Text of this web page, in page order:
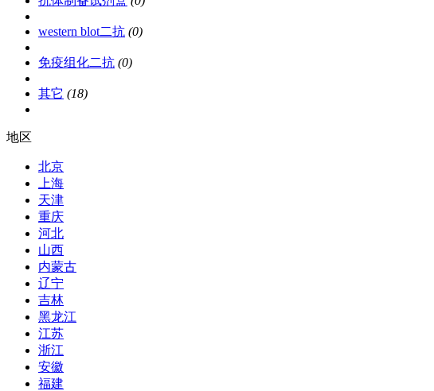
western blot二抗 (0)
免疫组化二抗 (0)
其它 (18)
地区
北京
上海
天津
重庆
河北
山西
内蒙古
辽宁
吉林
黑龙江
江苏
浙江
安徽
福建